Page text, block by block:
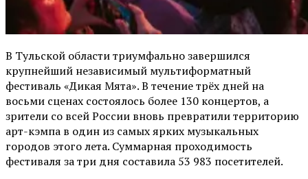
В Тульской области триумфально завершился
крупнейший независимый мультиформатный
фестиваль «Дикая Мята». В течение трёх дней на
восьми сценах состоялось более 130 концертов, а
зрители со всей России вновь превратили территорию
арт-кэмпа в один из самых ярких музыкальных
городов этого лета. Суммарная проходимость
фестиваля за три дня составила 53 983 посетителей.